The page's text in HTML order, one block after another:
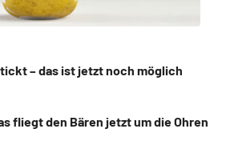
– das ist jetzt noch möglich
fliegt den Bären jetzt um die Ohren